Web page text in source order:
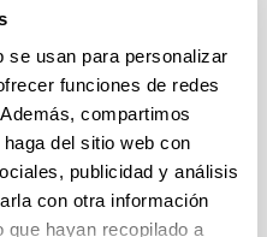
se usan para personalizar
funciones de redes
compartimos
del sitio web con
publicidad y análisis
con otra información
que hayan recopilado a
MenúAbrir/cerrar
Congresos (a